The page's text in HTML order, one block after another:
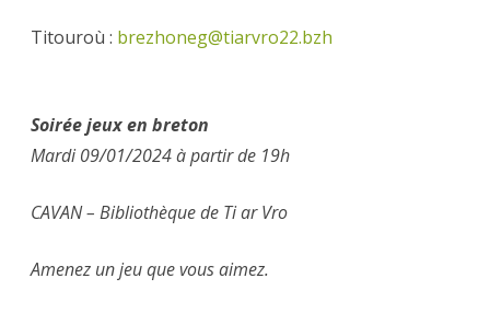
Titouroù : brezhoneg@tiarvro22.bzh
Soirée jeux en breton
Mardi 09/01/2024 à partir de 19h
CAVAN – Bibliothèque de Ti ar Vro
Amenez un jeu que vous aimez.